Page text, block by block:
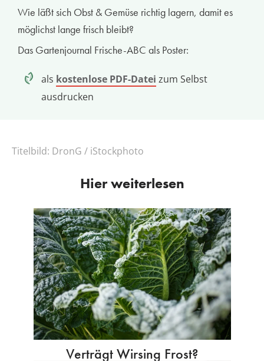
Wie läßt sich Obst & Gemüse richtig lagern, damit es
möglichst lange frisch bleibt?
Das Gartenjournal Frische-ABC als Poster:
als kostenlose PDF-Datei zum Selbst
ausdrucken
Titelbild: DronG / iStockphoto
Hier weiterlesen
Verträgt Wirsing Frost?